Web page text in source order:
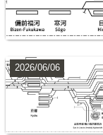
2026/06/06